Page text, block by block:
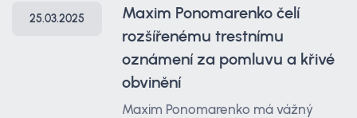
25.03.2025
Maxim Ponomarenko čelí
rozšířenému trestnímu
oznámení za pomluvu a křivé
obvinění
Maxim Ponomarenko má vážný